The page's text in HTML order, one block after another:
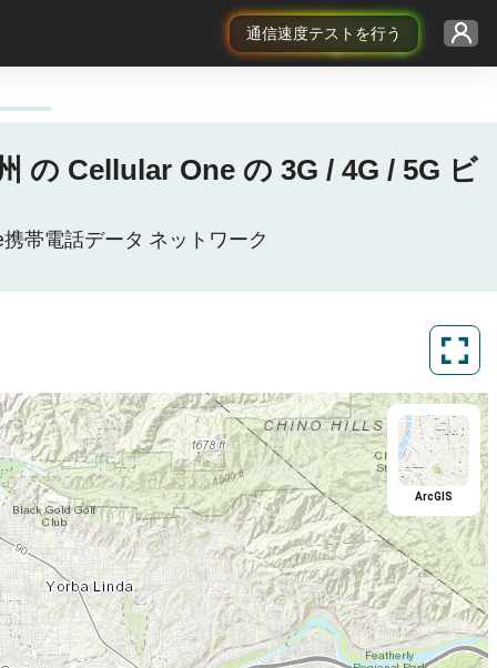
通信速度テストを行う
の Cellular One の 3G / 4G / 5G ビ
帯電話データ ネットワーク
ArcGIS